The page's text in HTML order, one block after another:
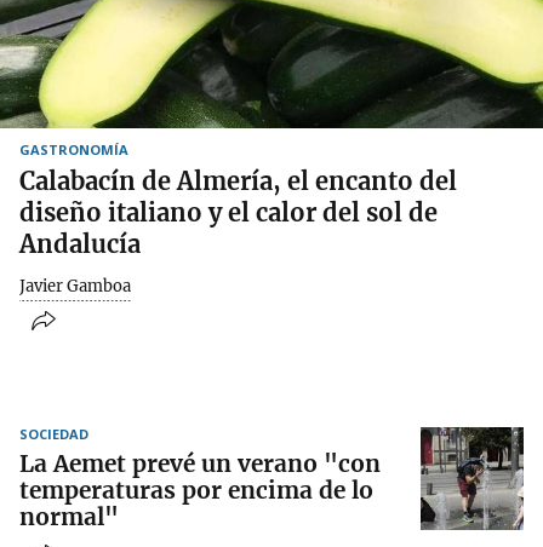
GASTRONOMÍA
Calabacín de Almería, el encanto del
diseño italiano y el calor del sol de
Andalucía
Javier Gamboa
SOCIEDAD
La Aemet prevé un verano "con
temperaturas por encima de lo
normal"